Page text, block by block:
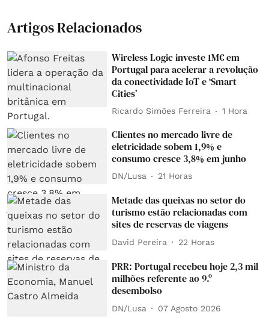
Artigos Relacionados
Wireless Logic investe 1M€ em
Portugal para acelerar a revolução
da conectividade IoT e ‘Smart
Cities’
Ricardo Simões Ferreira 1 Hora
Clientes no mercado livre de
eletricidade sobem 1,9% e
consumo cresce 3,8% em junho
DN/Lusa 21 Horas
Metade das queixas no setor do
turismo estão relacionadas com
sites de reservas de viagens
David Pereira 22 Horas
PRR: Portugal recebeu hoje 2,3 mil
milhões referente ao 9.º
desembolso
DN/Lusa 07 Agosto 2026